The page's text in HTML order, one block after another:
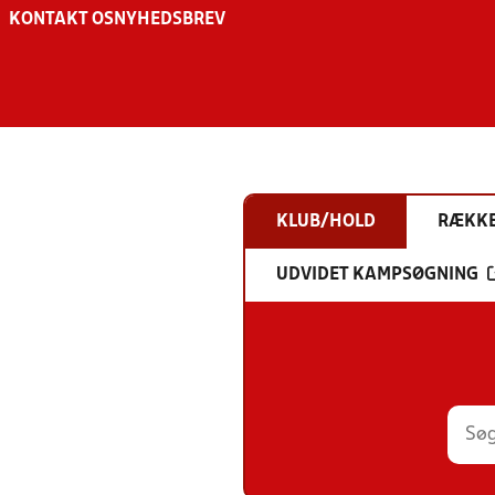
KONTAKT OS NYHEDSBREV
KLUB/HOLD
UDVIDET KAMPSØGNING